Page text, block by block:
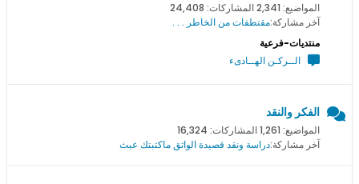
المواضيع: 2,341 المشاركات: 24,408
آخر مشاركة:مقتطفات من الخاطر . . .
منتديات-فرعية
الــركـن الهــادىء
الفكر والنقد
المواضيع: 1,261 المشاركات: 16,324
آخر مشاركة:دراسة ونقد قصيدة الواثق ماكتبتك عبث